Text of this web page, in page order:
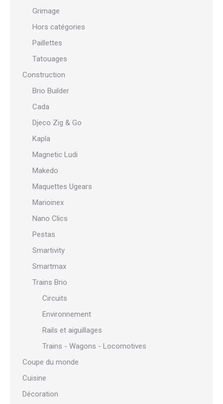
Grimage
Hors catégories
Paillettes
Tatouages
Construction
Brio Builder
Cada
Djeco Zig & Go
Kapla
Magnetic Ludi
Makedo
Maquettes Ugears
Marioinex
Nano Clics
Pestas
Smartivity
Smartmax
Trains Brio
Circuits
Environnement
Rails et aiguillages
Trains - Wagons - Locomotives
Coupe du monde
Cuisine
Décoration